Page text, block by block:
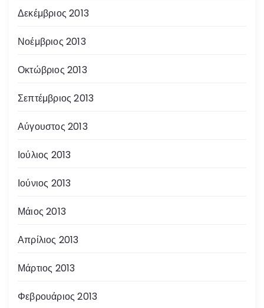
Δεκέμβριος 2013
Νοέμβριος 2013
Οκτώβριος 2013
Σεπτέμβριος 2013
Αύγουστος 2013
Ιούλιος 2013
Ιούνιος 2013
Μάιος 2013
Απρίλιος 2013
Μάρτιος 2013
Φεβρουάριος 2013